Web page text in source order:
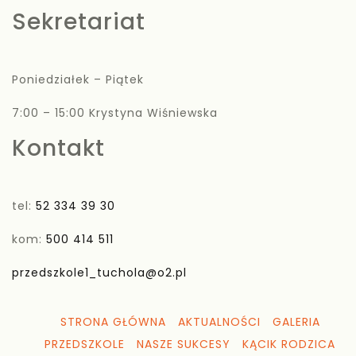
Sekretariat
Poniedziałek – Piątek
7:00 – 15:00 Krystyna Wiśniewska
Kontakt
tel: 52 334 39 30
kom: 500 414 511
przedszkole1_tuchola@o2.pl
STRONA GŁÓWNA AKTUALNOŚCI
GALERIA
PRZEDSZKOLE
NASZE SUKCESY KĄCIK RODZICA